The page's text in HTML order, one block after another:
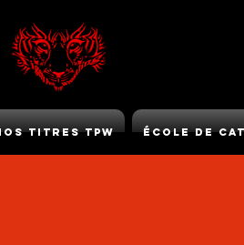
Titres TPW École de